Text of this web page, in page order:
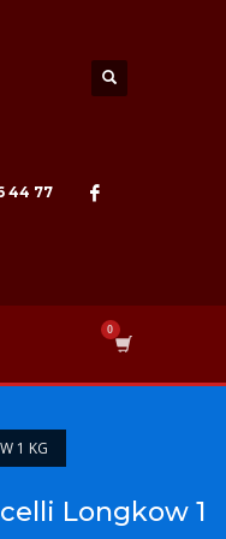
44 77
1 KG
Longkow 1